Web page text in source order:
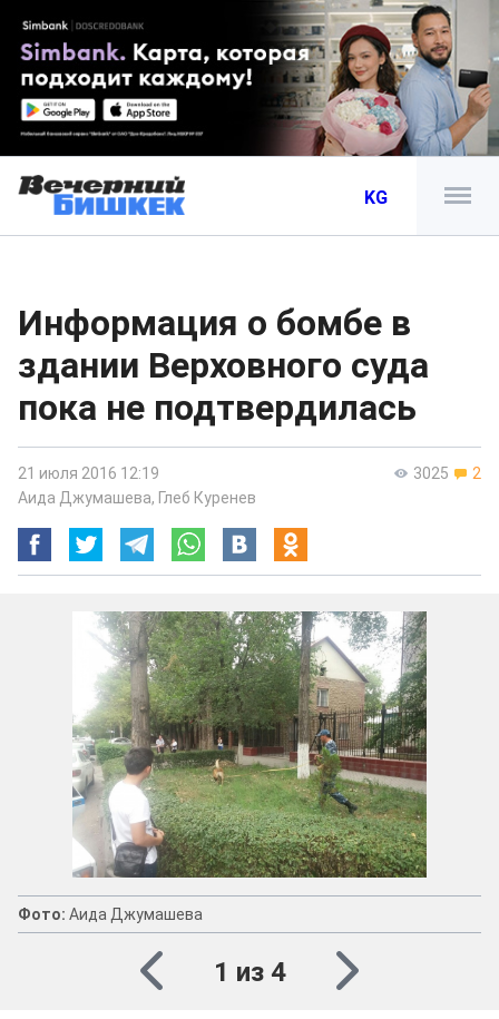
KG
Информация о бомбе в
здании Верховного суда
пока не подтвердилась
3025 2
21 июля 2016 12:19
Аида Джумашева, Глеб Куренев
Фото: Аида Джумашева
1 из 4